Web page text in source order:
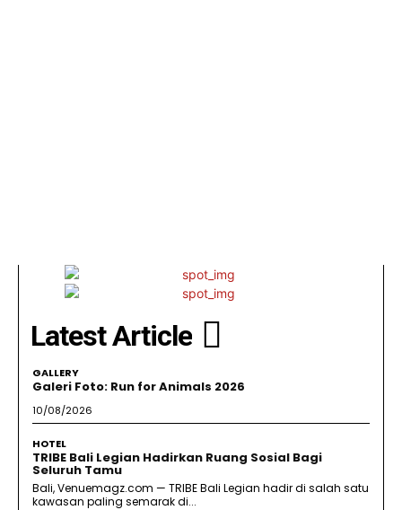
Latest Article
GALLERY
Galeri Foto: Run for Animals 2026
10/08/2026
HOTEL
TRIBE Bali Legian Hadirkan Ruang Sosial Bagi
Seluruh Tamu
Bali, Venuemagz.com — TRIBE Bali Legian hadir di salah satu
kawasan paling semarak di...